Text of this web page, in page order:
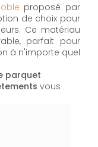
proposé par
de choix pour
Ce matériau
parfait pour
à n'importe quel
parquet
vous